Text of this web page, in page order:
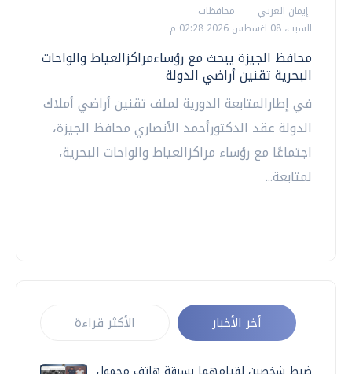
إيمان العربي
محافظات
السبت، 08 اغسطس 2026 02:28 م
محافظ الجيزة يبحث مع رؤساءمراكزالعياط والواحات
البحرية تقنين أراضي الدولة
في إطارالمتابعة الدورية لملف تقنين أراضي أملاك
الدولة عقد الدكتورأحمد الأنصاري محافظ الجيزة،
اجتماعًا مع رؤساء مراكزالعياط والواحات البحرية،
لمتابعة...
أخر الأخبار الأكثر قراءة